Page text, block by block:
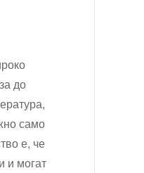
до
само
е, че
и могат